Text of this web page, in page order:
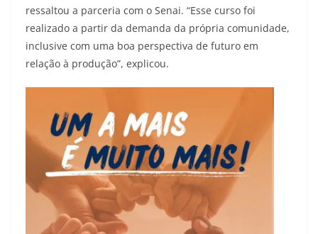
ressaltou a parceria com o Senai. “Esse curso foi
realizado a partir da demanda da própria comunidade,
inclusive com uma boa perspectiva de futuro em
relação à produção”, explicou.